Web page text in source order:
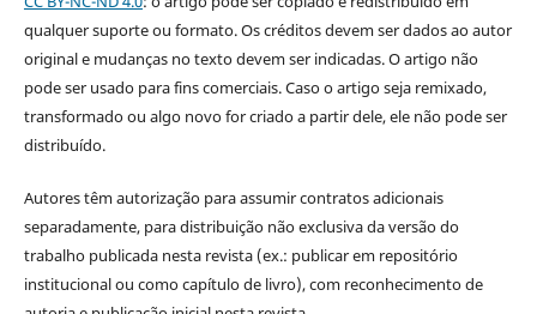
qualquer suporte ou formato. Os créditos devem ser dados ao autor
original e mudanças no texto devem ser indicadas. O artigo não
pode ser usado para fins comerciais. Caso o artigo seja remixado,
transformado ou algo novo for criado a partir dele, ele não pode ser
distribuído.
Autores têm autorização para assumir contratos adicionais
separadamente, para distribuição não exclusiva da versão do
trabalho publicada nesta revista (ex.: publicar em repositório
institucional ou como capítulo de livro), com reconhecimento de